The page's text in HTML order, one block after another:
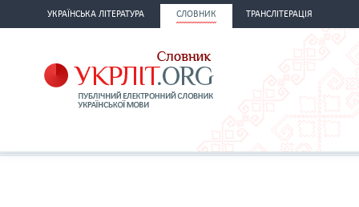
УКРАЇНСЬКА ЛІТЕРАТУРА СЛОВНИК ТРАНСЛІТЕРАЦІЯ